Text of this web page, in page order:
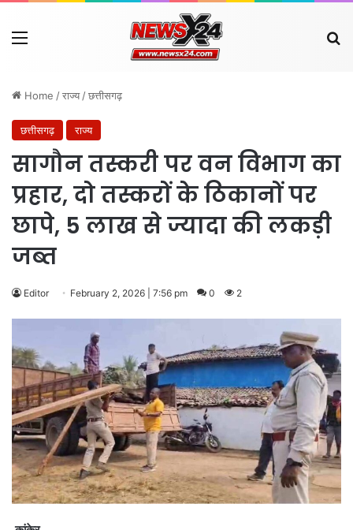
Menu
Home /राज्य /छत्तीसगढ़
छत्तीसगढ़ राज्य
सागौन तस्करी पर वन विभाग का
प्रहार, दो तस्करों के ठिकानों पर
छापे, 5 लाख से ज्यादा की लकड़ी
जब्त
Editor February 2, 2026 | 7:56 pm 0 2